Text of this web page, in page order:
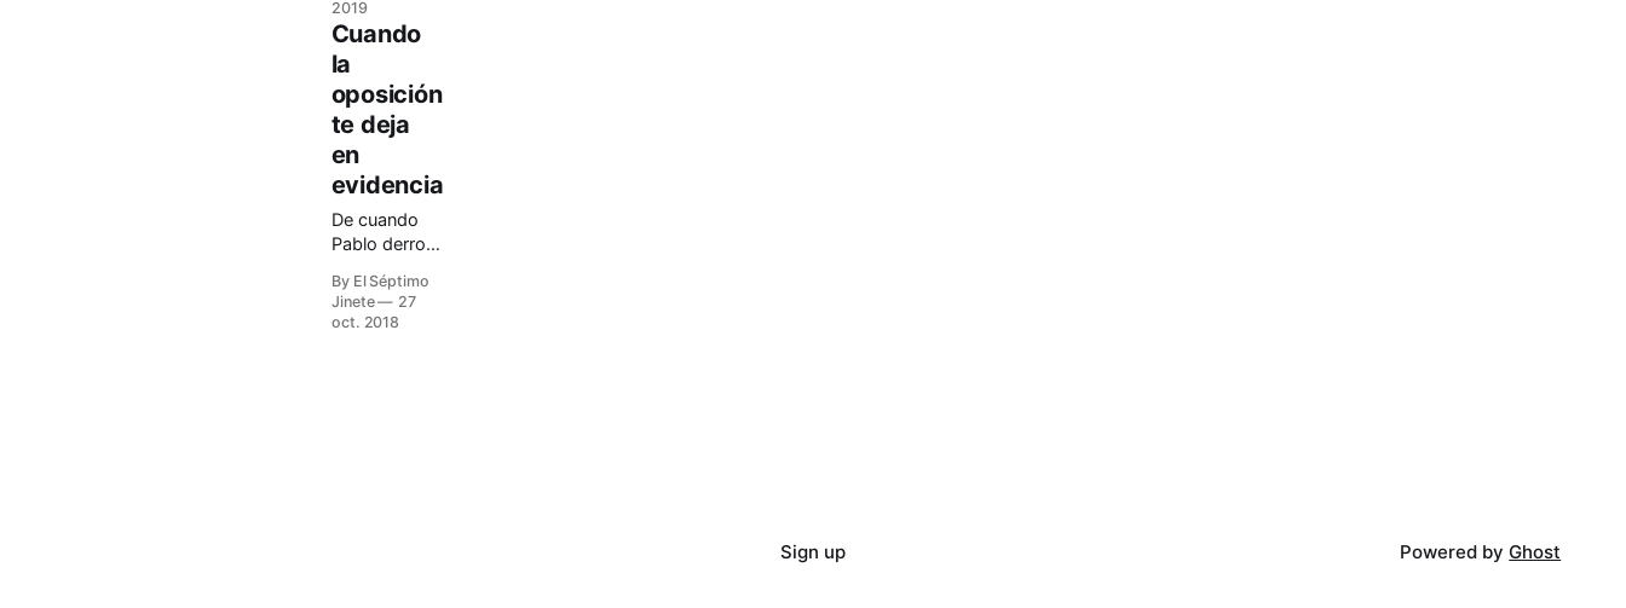
Sánchez,
para echar a
correr.
2019
Cuando
la
oposición
te deja
en
evidencia
De cuando
Pablo derrotó
By El Séptimo
Jinete
27
oct. 2018
Sign up Powered byGhost